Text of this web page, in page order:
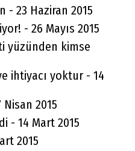
23 Haziran 2015
- 26 Mayıs 2015
yüzünden kimse
ihtiyacı yoktur - 14
2015
- 14 Mart 2015
2015